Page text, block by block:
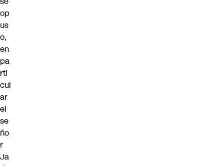
op
us
o,
en
pa
rti
cul
ar
el
se
ño
r
Ja